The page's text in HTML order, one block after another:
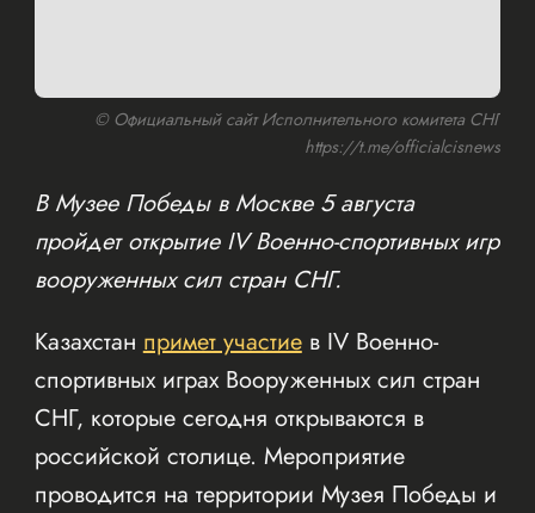
© Официальный сайт Исполнительного комитета СНГ
https://t.me/officialcisnews
В Музее Победы в Москве 5 августа
пройдет открытие IV Военно-спортивных игр
вооруженных сил стран СНГ.
Казахстан примет участиев IV Военно-
спортивных играх Вооруженных сил стран
СНГ, которые сегодня открываются в
российской столице. Мероприятие
проводится на территории Музея Победы и